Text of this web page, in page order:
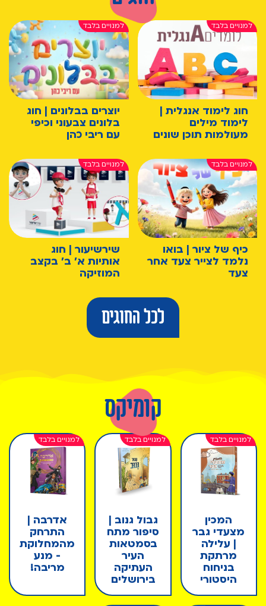
חוג לימוד אנגלית |
לימוד מילים
מעולמות תוכן שונים
יוצרים בבלונים | חוג
בלונים צבעוני וכיפי
עם ריבי כהן
כיף של ציור | בואו
נלמד לצייר צעד אחר
צעד
שירשיעור | חוג
אותיות א' ב' בקצב
המוזיקה
לכל החוגים
קומיקס
המכין
מצעדי גבר
| עלילה
מרתקת
בניחוח
היסטורי
גבול גנוב |
סיפור מתח
בסמטאות
העיר
העתיקה
בירושלים
אדרבה |
התרחק
מהמחלוקת
- מנע
מריבה!